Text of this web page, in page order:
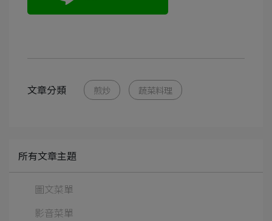
文章分類 煎炒 蔬菜料理
所有文章主題
圖文菜單
影音菜單